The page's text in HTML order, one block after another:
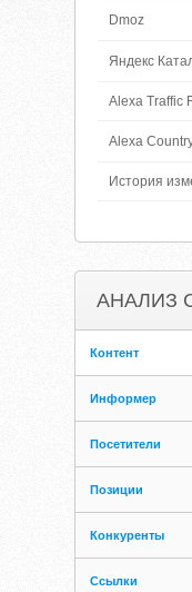
Dmoz
Яндекс
Alexa Traffic
Alexa
История
АНАЛИЗ
Контент
Информер
Посетители
Позиции
Конкуренты
Ссылки